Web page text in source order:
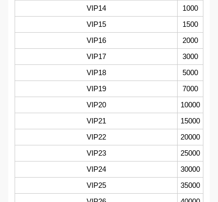
VIP14
1000
VIP15
1500
VIP16
2000
VIP17
3000
VIP18
5000
VIP19
7000
VIP20
10000
VIP21
15000
VIP22
20000
VIP23
25000
VIP24
30000
VIP25
35000